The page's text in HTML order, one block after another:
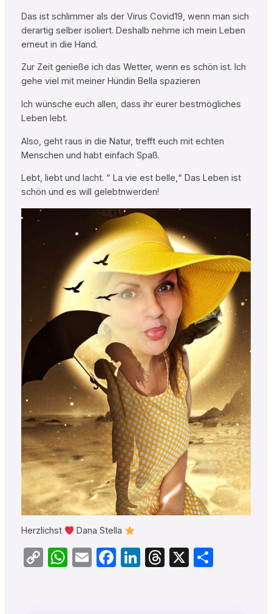
Das ist schlimmer als der Virus Covid19, wenn man sich
derartig selber isoliert. Deshalb nehme ich mein Leben
erneut in die Hand.
Zur Zeit genieße ich das Wetter, wenn es schön ist. Ich
gehe viel mit meiner Hündin Bella spazieren
Ich wünsche euch allen, dass ihr eurer bestmögliches
Leben lebt.
Also, geht raus in die Natur, trefft euch mit echten
Menschen und habt einfach Spaß.
Lebt, liebt und lacht. “ La vie est belle,“ Das Leben ist
schön und es will gelebtnwerden!
Herzlichst Dana Stella
CopyWhatsApp
EmailFacebook
LinkedIn
Threads
X Teilen